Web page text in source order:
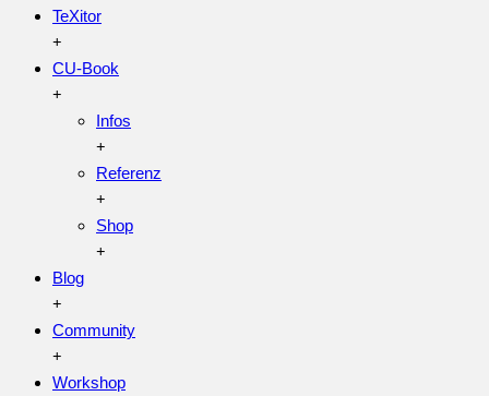
TeXitor
CU-Book
Infos
Referenz
Shop
Blog
Community
Workshop